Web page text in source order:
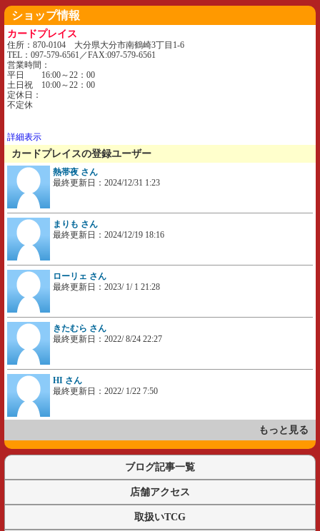
ショップ情報
カードプレイス
住所：870-0104 大分県大分市南鶴崎3丁目1-6
TEL：097-579-6561／FAX:097-579-6561
営業時間：
平日 16:00～22：00
土日祝 10:00～22：00
定休日：
不定休
詳細表示
カードプレイスの登録ユーザー
熱帯夜 さん
最終更新日：2024/12/31 1:23
まりも さん
最終更新日：2024/12/19 18:16
ローリェ さん
最終更新日：2023/ 1/ 1 21:28
きたむら さん
最終更新日：2022/ 8/24 22:27
HI さん
最終更新日：2022/ 1/22 7:50
もっと見る
ブログ記事一覧
店舗アクセス
取扱いTCG